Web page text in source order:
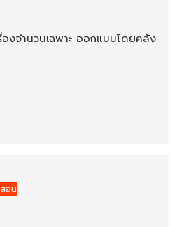
งจำนวนเฉพาะ ออกแบบโดยคลัง
อน